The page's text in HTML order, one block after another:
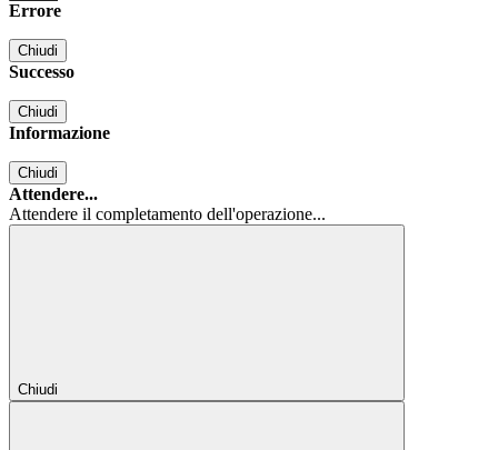
Errore
Chiudi
Successo
Chiudi
Informazione
Chiudi
Attendere...
Attendere il completamento dell'operazione...
Chiudi